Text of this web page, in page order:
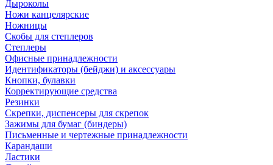
Дыроколы
Ножи канцелярские
Ножницы
Скобы для степлеров
Степлеры
Офисные принадлежности
Идентификаторы (бейджи) и аксессуары
Кнопки, булавки
Корректирующие средства
Резинки
Скрепки, диспенсеры для скрепок
Зажимы для бумаг (биндеры)
Письменные и чертежные принадлежности
Карандаши
Ластики